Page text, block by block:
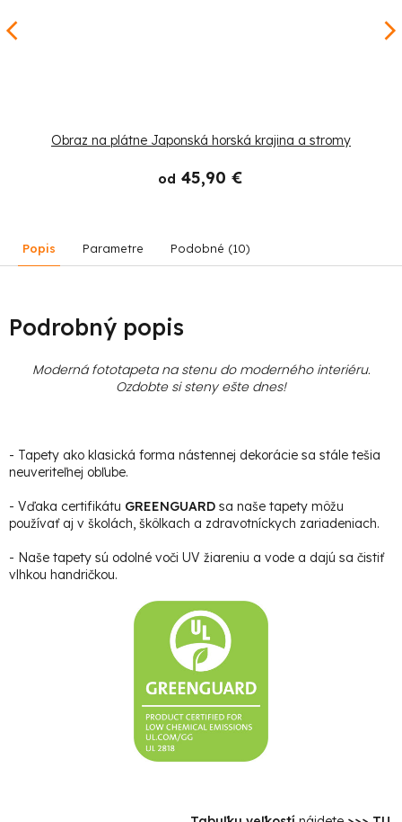
Obraz na plátne Japonská horská krajina a stromy
od 45,90 €
Popis Parametre Podobné (10)
Podrobný popis
Moderná fototapeta na stenu do moderného interiéru.
Ozdobte si steny ešte dnes!
- Tapety ako klasická forma nástennej dekorácie sa stále tešia
neuveriteľnej obľube.
- Vďaka certifikátu GREENGUARD sa naše tapety môžu
používať aj v školách, škôlkach a zdravotníckych zariadeniach.
- Naše tapety sú odolné voči UV žiareniu a vode a dajú sa čistiť
vlhkou handričkou.